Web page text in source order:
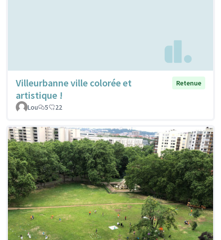
Villeurbanne ville colorée et
artistique !
Retenue
Lou 5 22